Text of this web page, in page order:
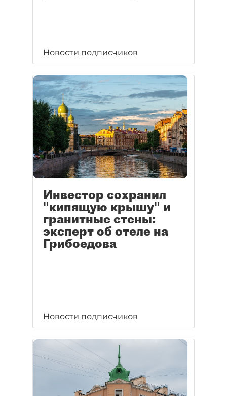
Новости подписчиков
Инвестор сохранил
"кипящую крышу" и
гранитные стены:
эксперт об отеле на
Грибоедова
Новости подписчиков